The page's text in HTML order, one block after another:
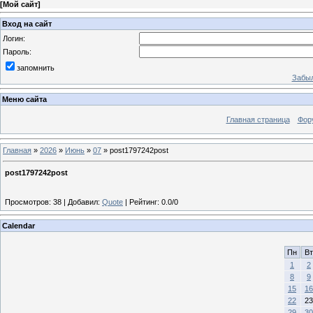
[Мой сайт]
Вход на сайт
Логин:
Пароль:
запомнить
Меню сайта
Главная страница
Главная » 2026 » Июнь » 07 » post1797242post
post1797242post
Просмотров: 38 | Добавил: Quote | Рейтинг: 0.0/0
Calendar
Пн
Вт
1
2
8
9
15
16
22
23